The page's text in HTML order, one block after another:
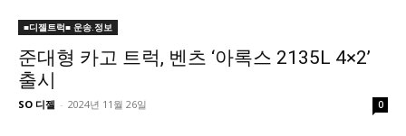
■디젤트럭■ 운송.정보
준대형 카고 트럭, 벤츠 ‘아록스 2135L 4×2’
출시
SO 디젤 - 2024년 11월 26일 0